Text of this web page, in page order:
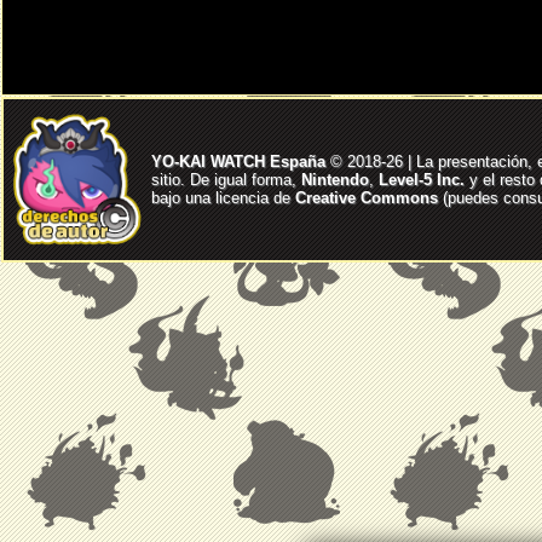
YO-KAI WATCH España© 2018-26 | La presentación,
sitio. De igual forma, Nintendo, Level-5 Inc. y el resto
bajo una licencia deCreative Commons(puedes